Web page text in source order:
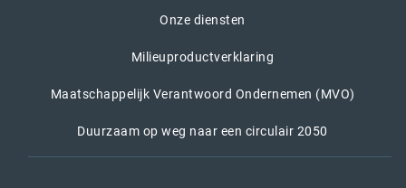
Onze diensten
Milieuproductverklaring
Maatschappelijk Verantwoord Ondernemen (MVO)
Duurzaam op weg naar een circulair 2050